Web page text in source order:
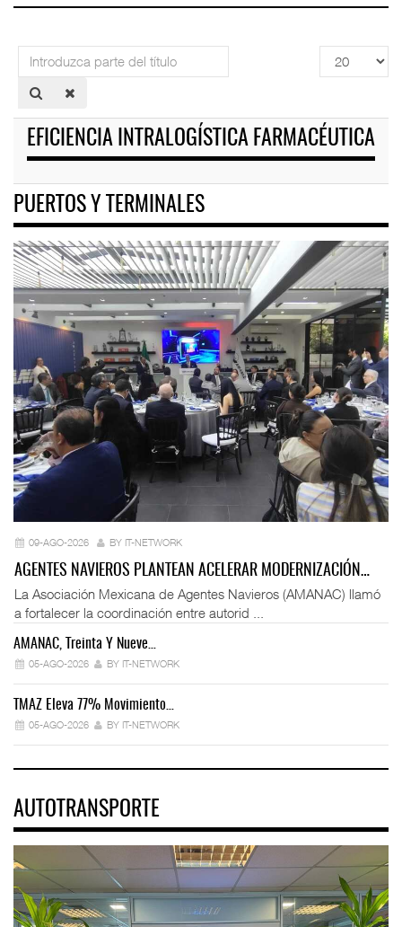
Introduzca
parte
del
Cantidad
a
EFICIENCIA INTRALOGÍSTICA FARMACÉUTICA
PUERTOS Y TERMINALES
09-AGO-2026 BY IT-NETWORK
AGENTES NAVIEROS PLANTEAN ACELERAR MODERNIZACIÓN…
La Asociación Mexicana de Agentes Navieros (AMANAC) llamó
a fortalecer la coordinación entre autorid ...
AMANAC, Treinta Y Nueve…
05-AGO-2026 BY IT-NETWORK
TMAZ Eleva 77% Movimiento…
05-AGO-2026 BY IT-NETWORK
AUTOTRANSPORTE